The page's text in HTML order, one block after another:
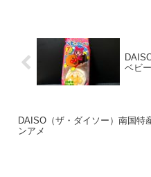
ベビ
DAISO（ザ・ダイソー）南国特
ンアメ